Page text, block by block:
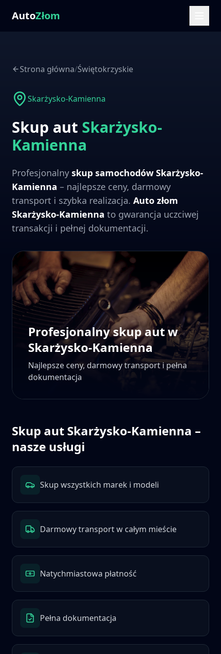
AutoZłom
Strona główna/Świętokrzyskie
Skarżysko-Kamienna
Skup aut Skarżysko-
Kamienna
Profesjonalny skup samochodów Skarżysko-
Kamienna – najlepsze ceny, darmowy
transport i szybka realizacja. Auto złom
Skarżysko-Kamienna to gwarancja uczciwej
transakcji i pełnej dokumentacji.
Profesjonalny skup aut w
Skarżysko-Kamienna
Najlepsze ceny, darmowy transport i pełna
dokumentacja
Skup aut Skarżysko-Kamienna –
nasze usługi
Skup wszystkich marek i modeli
Darmowy transport w całym mieście
Natychmiastowa płatność
Pełna dokumentacja